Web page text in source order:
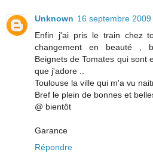
Unknown 16 septembre
Enfin j'ai pris le train chez
changement en beauté ,
Beignets de Tomates qui sont
que j'adore ..
Toulouse la ville qui m'a vu
Bref le plein de bonnes et
@ bientôt
Garance
Répondre